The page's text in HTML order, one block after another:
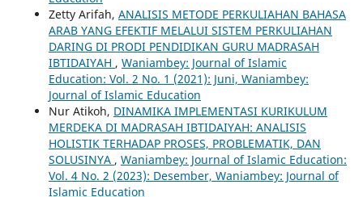
Zetty Arifah, ANALISIS METODE PERKULIAHAN BAHASA
ARAB YANG EFEKTIF MELALUI SISTEM PERKULIAHAN
DARING DI PRODI PENDIDIKAN GURU MADRASAH
IBTIDAIYAH , Waniambey: Journal of Islamic
Education: Vol. 2 No. 1 (2021): Juni, Waniambey:
Journal of Islamic Education
Nur Atikoh, DINAMIKA IMPLEMENTASI KURIKULUM
MERDEKA DI MADRASAH IBTIDAIYAH: ANALISIS
HOLISTIK TERHADAP PROSES, PROBLEMATIK, DAN
SOLUSINYA , Waniambey: Journal of Islamic Education:
Vol. 4 No. 2 (2023): Desember, Waniambey: Journal of
Islamic Education